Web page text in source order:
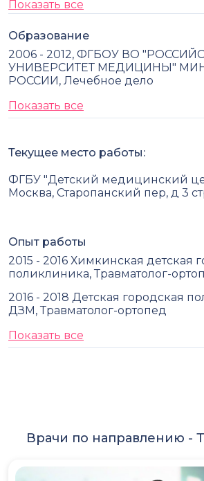
Показать все
Образование
2006 - 2012, ФГБОУ ВО
УНИВЕРСИТЕТ МЕДИЦИНЫ"
РОССИИ, Лечебное дело
Показать все
Текущее место работы:
ФГБУ "Детский медицинский
Москва, Старопанский пер, д 3
Опыт работы
2015 - 2016 Химкинская детская
поликлиника, Травматолог-
2016 - 2018 Детская городская
ДЗМ, Травматолог-ортопед
Показать все
Врачи по направлению -